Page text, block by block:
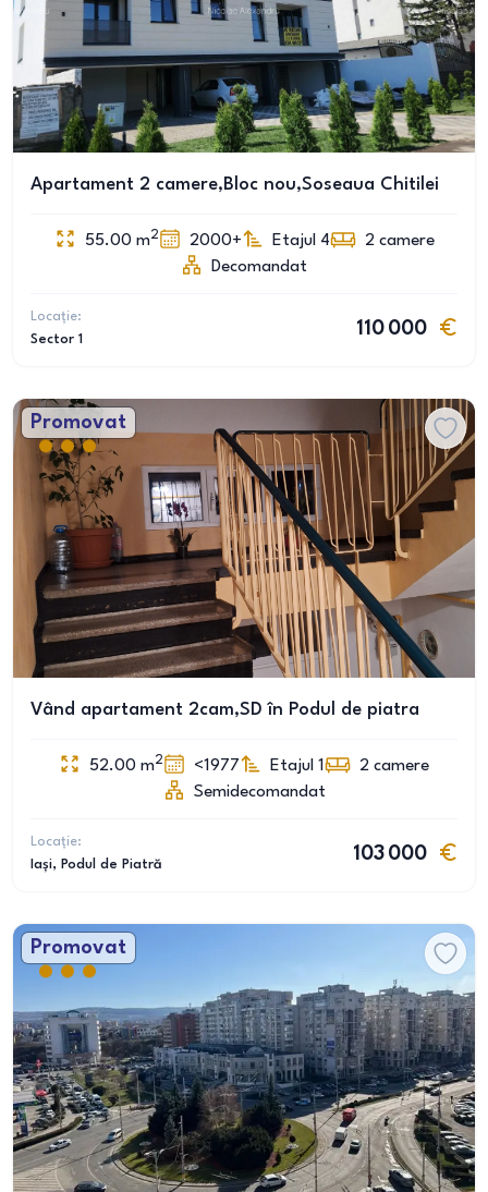
Apartament 2 camere,Bloc nou,Soseaua Chitilei
55.00 m2 2000+ Etajul 4 2 camere
Decomandat
Locație:
Sector 1
110 000
Promovat
Vând apartament 2cam,SD în Podul de piatra
52.00 m2 <1977 Etajul 1 2 camere
Semidecomandat
Locație:
Iași, Podul de Piatră
103 000
Promovat